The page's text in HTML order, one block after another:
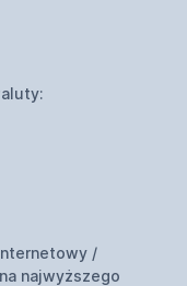
/
najwyższego